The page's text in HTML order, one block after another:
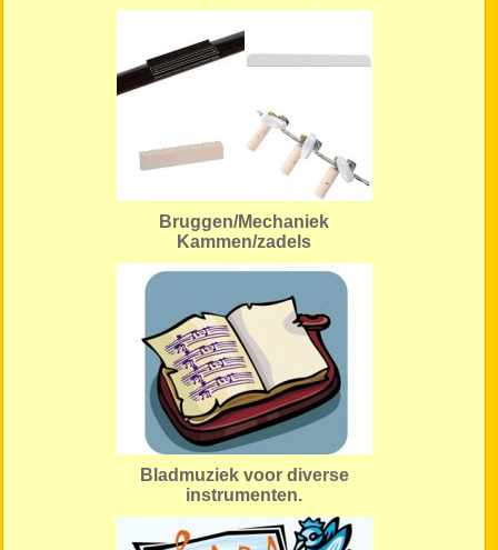
Bruggen/Mechaniek
Kammen/zadels
Bladmuziek voor diverse
instrumenten.